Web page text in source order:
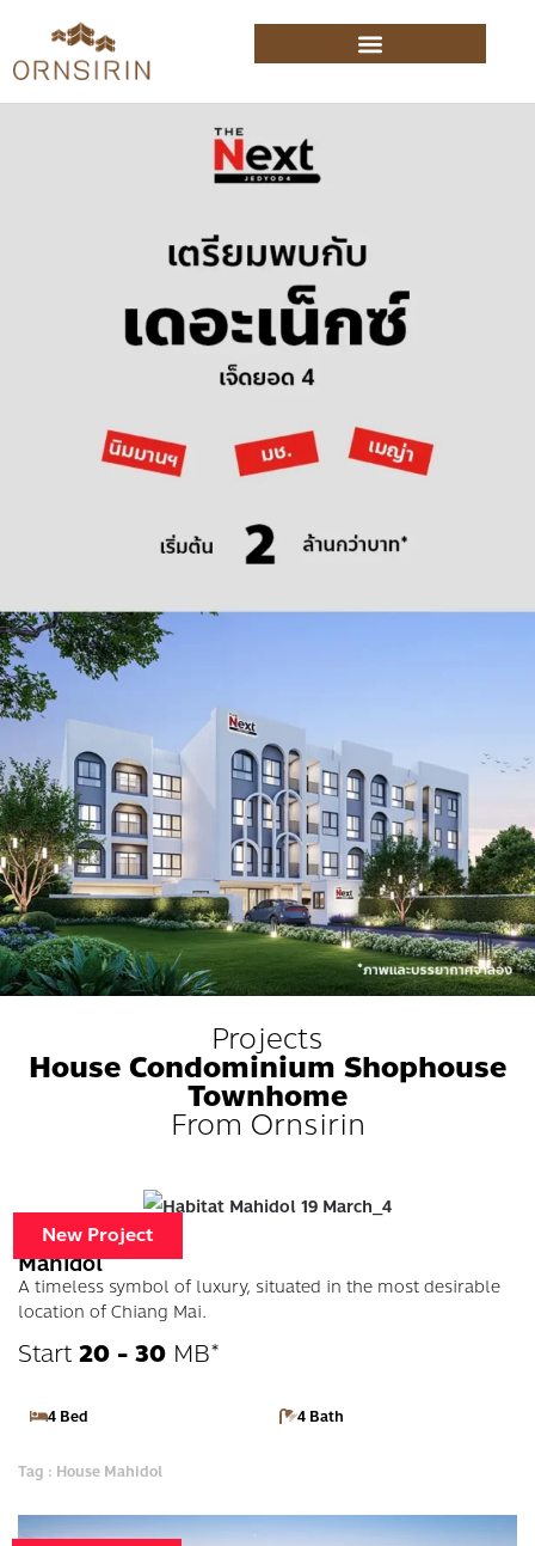
Projects
House Condominium Shophouse
Townhome
From Ornsirin
New Project
Habitat
Mahidol
A timeless symbol of luxury, situated in the most desirable
location of Chiang Mai.
Start20 - 30 MB*
4 Bed 4 Bath
Tag : House Mahidol